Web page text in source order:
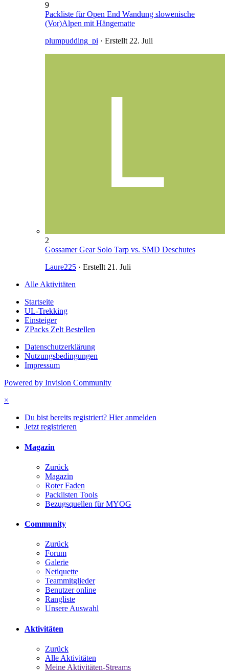
9
Packliste für Open End Wandung slowenische
(Vor)Alpen mit Hängematte
plumpudding_pi · Erstellt 22. Juli
2
Gossamer Gear Solo Tarp vs. SMD Deschutes
Laure225 · Erstellt 21. Juli
Alle Aktivitäten
Startseite
UL-Trekking
Einsteiger
ZPacks Zelt Bestellen
Datenschutzerklärung
Nutzungsbedingungen
Impressum
Powered by Invision Community
×
Du bist bereits registriert? Hier anmelden
Jetzt registrieren
Magazin
Zurück
Magazin
Roter Faden
Packlisten Tools
Bezugsquellen für MYOG
Community
Zurück
Forum
Galerie
Netiquette
Teammitglieder
Benutzer online
Rangliste
Unsere Auswahl
Aktivitäten
Zurück
Alle Aktivitäten
Meine Aktivitäten-Streams